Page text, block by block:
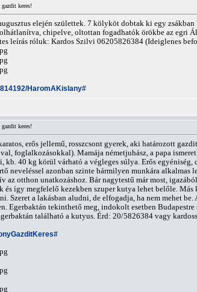
keres!
elején születtek. 7 kölyköt dobtak ki egy
chipelve, oltottan fogadhatók örökbe az
leírás róluk: Kardos Szilvi 06205826384 (Ideiglenes
HaromAKislany#
keres!
erős jellemű, rosszcsont gyerek, aki határozott
foglalkozásokkal). Mamája németjuhász, a papa
40 kg körül várható a végleges súlya. Erős
neveléssel azonban szinte bármilyen munkára alkalmas
otthon unatkozáshoz. Bár nagytestű már most,
így megfelelő kezekben szuper kutya lehet belőle.
Szeret a lakásban aludni, de elfogadja, ha nem mehet
Egerbaktán tekinthető meg, indokolt esetben
található a kutyus. Érd: 20/5826384 vagy